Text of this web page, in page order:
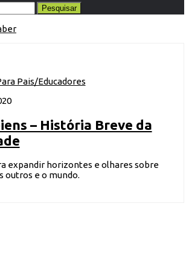
Pais/Educadores
– História Breve da
expandir horizontes e olhares sobre
outros e o mundo.